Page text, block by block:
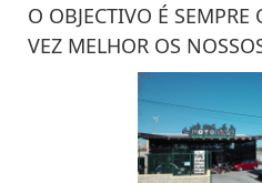
O OBJECTIVO É SEMPRE
VEZ MELHOR OS